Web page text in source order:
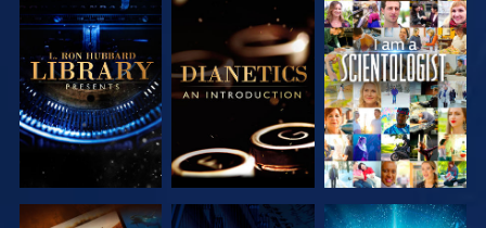
SERIE
ENTDECKEN
SERIE
ENTDECKEN
ANSEHEN